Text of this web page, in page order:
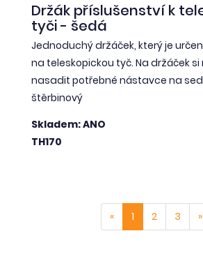
Držák příslušenství k
tyči - šedá
Jednoduchý držáček, který je
na teleskopickou tyč. Na držáček
nasadit potřebné nástavce na
štěrbinový
Skladem: ANO
TH170
« 1 2 3 »